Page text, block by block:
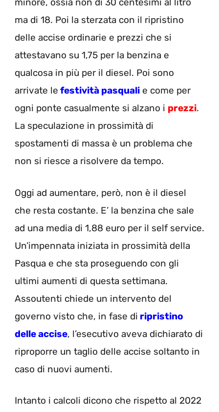
minore, ossia non di 30 centesimi al litro
ma di 18. Poi la sterzata con il ripristino
delle accise ordinarie e prezzi che si
attestavano su 1,75 per la benzina e
qualcosa in più per il diesel. Poi sono
arrivate le festività pasquali e come per
ogni ponte casualmente si alzano i prezzi.
La speculazione in prossimità di
spostamenti di massa è un problema che
non si riesce a risolvere da tempo.
Oggi ad aumentare, però, non è il diesel
che resta costante. E’ la benzina che sale
ad una media di 1,88 euro per il self service.
Un’impennata iniziata in prossimità della
Pasqua e che sta proseguendo con gli
ultimi aumenti di questa settimana.
Assoutenti chiede un intervento del
governo visto che, in fase di ripristino
delle accise, l’esecutivo aveva dichiarato di
riproporre un taglio delle accise soltanto in
caso di nuovi aumenti.
Intanto i calcoli dicono che rispetto al 2022